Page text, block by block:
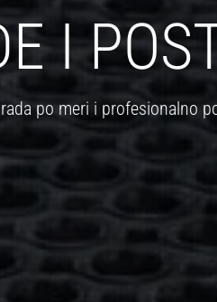
I
po meri i profesionalno